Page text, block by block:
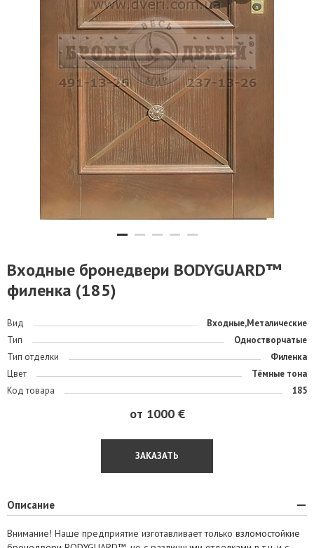
Входные бронедвери BODYGUARD™
филенка (185)
Вид
Входные,Металические
Тип
Одностворчатые
Тип отделки
Филенка
Цвет
Тёмные тона
Код товара
185
от 1000 €
ЗАКАЗАТЬ
Описание
Внимание! Наше предприятие изготавливает только взломостойкие